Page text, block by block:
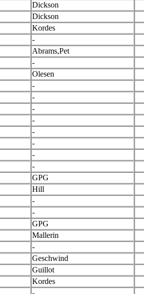
Dickson
Dickson
Kordes
-
Abrams,Pet
-
Olesen
-
-
-
-
-
-
-
-
GPG
Hill
-
-
GPG
Mallerin
-
Geschwind
Guillot
Kordes